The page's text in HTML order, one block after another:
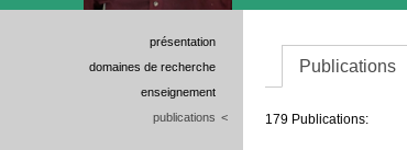
présentation
domaines de recherche
enseignement
publications <
Publications
179 Publications: